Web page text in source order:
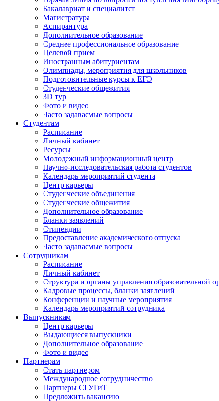
Бакалавриат и специалитет
Магистратура
Аспирантура
Дополнительное образование
Среднее профессиональное образование
Целевой прием
Иностранным абитуриентам
Олимпиады, мероприятия для школьников
Подготовительные курсы к ЕГЭ
Студенческие общежития
3D тур
Фото и видео
Часто задаваемые вопросы
Студентам
Расписание
Личный кабинет
Ресурсы
Молодежный информационный центр
Научно-исследовательская работа студентов
Календарь мероприятий студента
Центр карьеры
Студенческие объединения
Студенческие общежития
Дополнительное образование
Бланки заявлений
Стипендии
Предоставление академического отпуска
Часто задаваемые вопросы
Сотрудникам
Расписание
Личный кабинет
Структура и органы управления образовательной
Кадровые процессы, бланки заявлений
Конференции и научные мероприятия
Календарь мероприятий сотрудника
Выпускникам
Центр карьеры
Выдающиеся выпускники
Дополнительное образование
Фото и видео
Партнерам
Стать партнером
Международное сотрудничество
Партнеры СГУГиТ
Предложить вакансию